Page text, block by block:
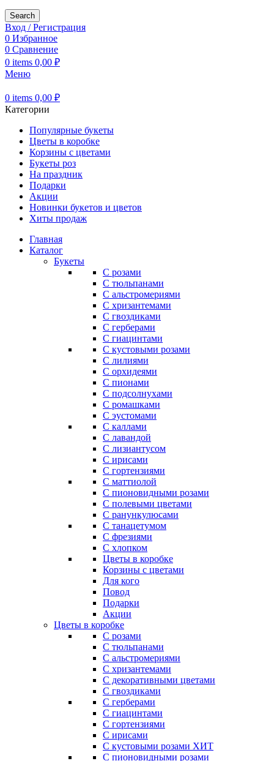
Search
Вход / Регистрация
0 Избранное
0 Сравнение
0 items 0,00 ₽
Меню
0 items 0,00 ₽
Категории
Популярные букеты
Цветы в коробке
Корзины с цветами
Букеты роз
На праздник
Подарки
Акции
Новинки букетов и цветов
Хиты продаж
Главная
Каталог
Букеты
С розами
С тюльпанами
С альстромериями
С хризантемами
С гвоздиками
С герберами
С гиацинтами
С кустовыми розами
С лилиями
С орхидеями
С пионами
С подсолнухами
С ромашками
С эустомами
С каллами
С лавандой
С лизиантусом
С ирисами
С гортензиями
С маттиолой
С пионовидными розами
С полевыми цветами
С ранункулюсами
С танацетумом
С фрезиями
С хлопком
Цветы в коробке
Корзины с цветами
Для кого
Повод
Подарки
Акции
Цветы в коробке
С розами
С тюльпанами
С альстромериями
С хризантемами
С декоративными цветами
С гвоздиками
С герберами
С гиацинтами
С гортензиями
С ирисами
С кустовыми розами ХИТ
С пионовидными розами